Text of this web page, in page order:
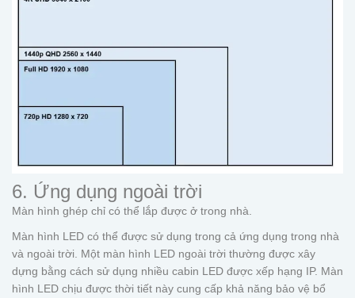
6. Ứng dụng ngoài trời
Màn hình ghép chỉ có thể lắp được ở trong nhà.
Màn hình LED có thể được sử dụng trong cả ứng dụng trong nhà
và ngoài trời. Một màn hình LED ngoài trời thường được xây
dựng bằng cách sử dụng nhiều cabin LED được xếp hạng IP. Màn
hình LED chịu được thời tiết này cung cấp khả năng bảo vệ bổ